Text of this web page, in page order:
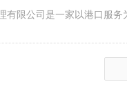
有限公司是一家以港口服